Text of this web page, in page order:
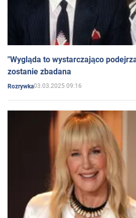
"Wygląda to wystarczająco
zostanie zbadana
Rozrywka03.03.2025 09:16